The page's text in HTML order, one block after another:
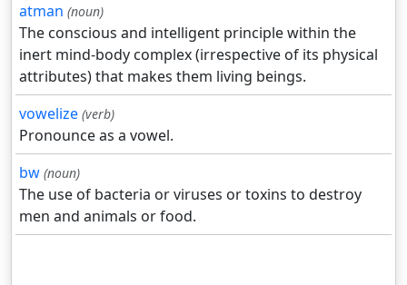
atman (noun)
The conscious and intelligent principle within the
inert mind-body complex (irrespective of its physical
attributes) that makes them living beings.
vowelize (verb)
Pronounce as a vowel.
bw (noun)
The use of bacteria or viruses or toxins to destroy
men and animals or food.